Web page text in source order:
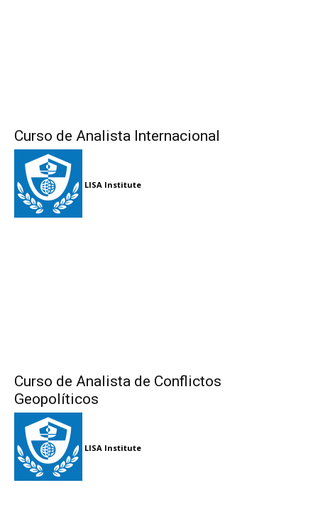
Curso de Analista Internacional
LISA Institute
Curso de Analista de Conflictos
Geopolíticos
LISA Institute